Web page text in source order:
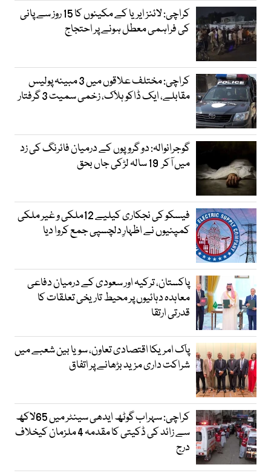
کراچی: لائنز ایریا کے مکینوں کا 15 روز سے پانی
کی فراہمی معطل ہونے پر احتجاج
کراچی: مختلف علاقوں میں 3 مبینہ پولیس
مقابلے، ایک ڈاکو ہلاک، زخمی سمیت 3 گرفتار
گوجرانوالہ: دو گروپوں کے درمیان فائرنگ کی زد
میں آکر 19 سالہ لڑکی جاں بحق
فیسکو کی نجکاری کیلیے 12ملکی و غیر ملکی
کمپنیوں نے اظہارِ دلچسپی جمع کروا دیا
پاکستان، ترکیہ اور سعودی کے درمیان دفاعی
معاہدہ دہائیوں پر محیط تاریخی تعلقات کا
قدرتی ارتقا
پاک امریکا اقتصادی تعاون، سویا بین شعبے میں
شراکت داری مزید بڑھانے پر اتفاق
کراچی: سہراب گوٹھ ایدھی سینٹر میں 65لاکھ
سے زائد کی ڈکیتی کا مقدمہ 4 ملزمان کیخلاف
درج